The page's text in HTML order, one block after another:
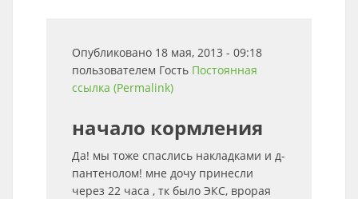
Опубликовано 18 мая, 2013 - 09:18
пользователем Гость Постоянная
ссылка (Permalink)
начало кормления
Да! мы тоже спаслись накладками и д-
пантенолом! мне дочу принесли
через 22 часа , тк было ЭКС, врорая